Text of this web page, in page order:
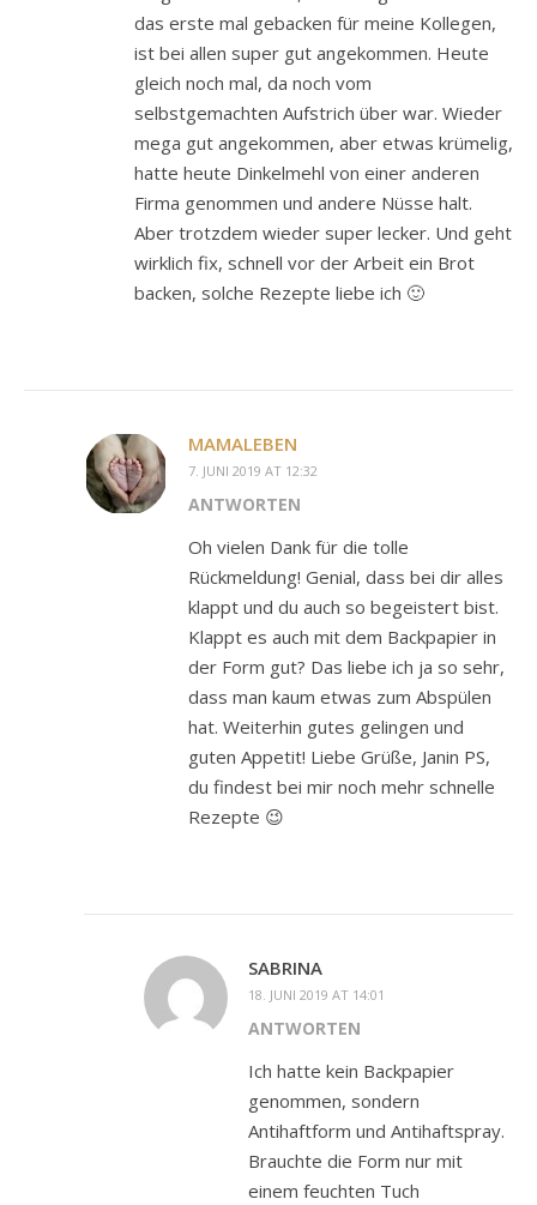
das erste mal gebacken für meine Kollegen,
ist bei allen super gut angekommen. Heute
gleich noch mal, da noch vom
selbstgemachten Aufstrich über war. Wieder
mega gut angekommen, aber etwas krümelig,
hatte heute Dinkelmehl von einer anderen
Firma genommen und andere Nüsse halt.
Aber trotzdem wieder super lecker. Und geht
wirklich fix, schnell vor der Arbeit ein Brot
backen, solche Rezepte liebe ich 🙂
MAMALEBEN
7. JUNI 2019 AT 12:32
ANTWORTEN
Oh vielen Dank für die tolle
Rückmeldung! Genial, dass bei dir alles
klappt und du auch so begeistert bist.
Klappt es auch mit dem Backpapier in
der Form gut? Das liebe ich ja so sehr,
dass man kaum etwas zum Abspülen
hat. Weiterhin gutes gelingen und
guten Appetit! Liebe Grüße, Janin PS,
du findest bei mir noch mehr schnelle
Rezepte 😉
SABRINA
18. JUNI 2019 AT 14:01
ANTWORTEN
Ich hatte kein Backpapier
genommen, sondern
Antihaftform und Antihaftspray.
Brauchte die Form nur mit
einem feuchten Tuch